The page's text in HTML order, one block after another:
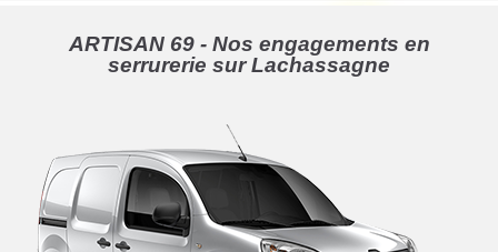
ARTISAN 69 - Nos engagements en
serrurerie sur Lachassagne